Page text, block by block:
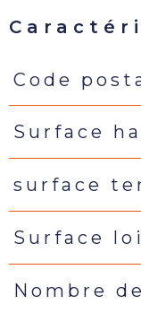
Code
Surface
surface
Surface
Nombre